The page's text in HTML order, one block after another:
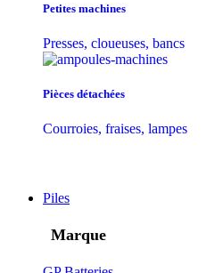
Petites machines
Presses, cloueuses, bancs
Pièces détachées
Courroies, fraises, lampes
Piles
Marque